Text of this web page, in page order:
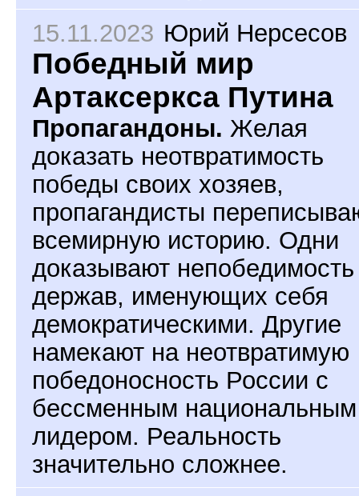
15.11.2023 Юрий Нерсесов
Победный мир
Артаксеркса Путина
Пропагандоны. Желая
доказать неотвратимость
победы своих хозяев,
пропагандисты
всемирную историю. Одни
доказывают непобедимость
держав, именующих себя
демократическими. Другие
намекают на неотвратимую
победоносность России с
бессменным национальным
лидером. Реальность
значительно сложнее.